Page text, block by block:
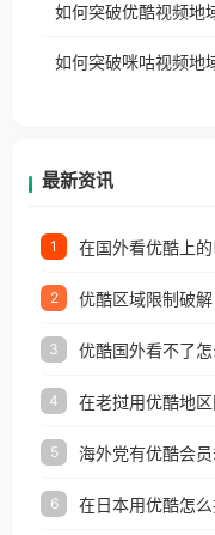
权限制
制问题，且
户收听
如何突破优酷视频地
如何突破咪咕视频地
最新资讯
1
2
3
4
5
6